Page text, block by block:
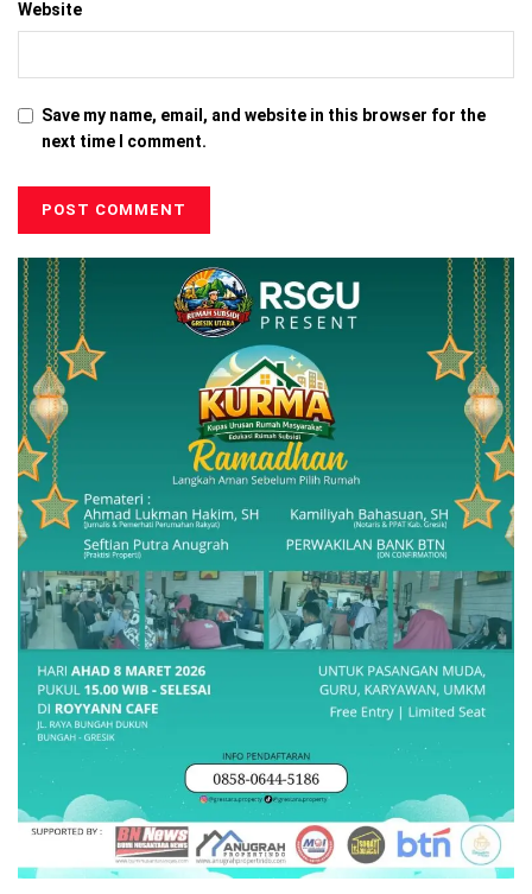
Website
Save my name, email, and website in this browser for the
next time I comment.